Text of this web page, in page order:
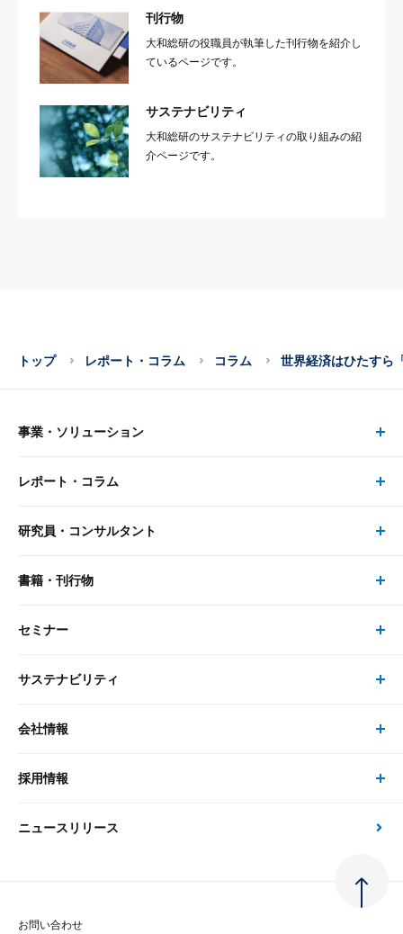
刊行物
大和総研の役職員が執筆した刊行物を紹介し
ているページです。
サステナビリティ
大和総研のサステナビリティの取り組みの紹
介ページです。
トップ レポート・コラム コラム 世界経済はひたすら
事業・ソリューション
事業・ソリューション トップ
リサーチ
大和総研の強み
先端テクノロジーに基づく新たな価値の創出
レポート・コラム
レポート・コラム トップ
最新のレポート・コラム
政策分析
研究員・コンサルタント
研究員・コンサルタント トップ
研究員
書籍・刊行物
書籍・刊行物 トップ
書籍
セミナー
セミナー トップ
現在受付中のセミナー・イベント
サステナビリティ
サステナビリティの取り組み
次世代社会への貢献
会社情報
会社情報 トップ
会社概要・役員一覧
採用情報
採用情報 トップ
ニュースリリース
お問い合わせ